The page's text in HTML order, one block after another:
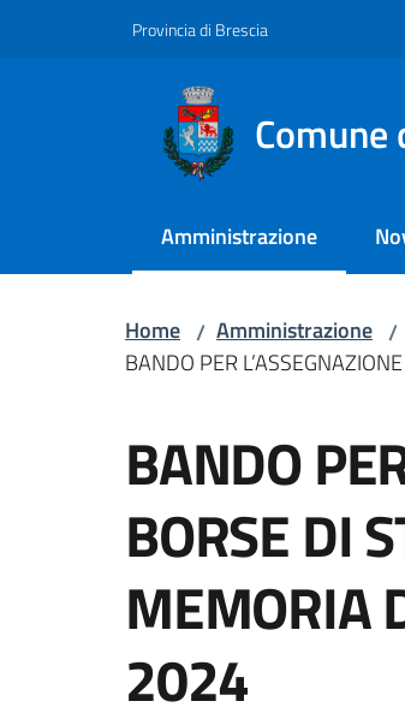
Provincia di Brescia
Comune
Amministrazione
Menu selezionato
Home / Amministrazione /
BANDO PER
BANDO
BORSE DI
MEMORIA
2024